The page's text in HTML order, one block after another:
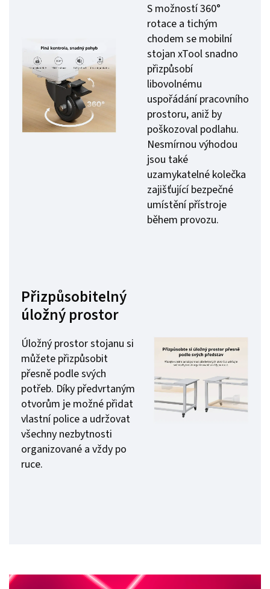
S možností 360°
rotace a tichým
chodem se mobilní
stojan xTool snadno
přizpůsobí
libovolnému
uspořádání pracovního
prostoru, aniž by
poškozoval podlahu.
Nesmírnou výhodou
jsou také
uzamykatelné kolečka
zajišťující bezpečné
umístění přístroje
během provozu.
Přizpůsobitelný
úložný prostor
Úložný prostor stojanu si
můžete přizpůsobit
přesně podle svých
potřeb. Díky předvrtaným
otvorům je možné přidat
vlastní police a udržovat
všechny nezbytnosti
organizované a vždy po
ruce.